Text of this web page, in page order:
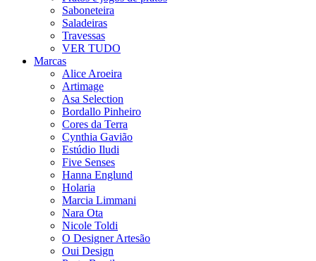
Saboneteira
Saladeiras
Travessas
VER TUDO
Marcas
Alice Aroeira
Artimage
Asa Selection
Bordallo Pinheiro
Cores da Terra
Cynthia Gavião
Estúdio Iludi
Five Senses
Hanna Englund
Holaria
Marcia Limmani
Nara Ota
Nicole Toldi
O Designer Artesão
Oui Design